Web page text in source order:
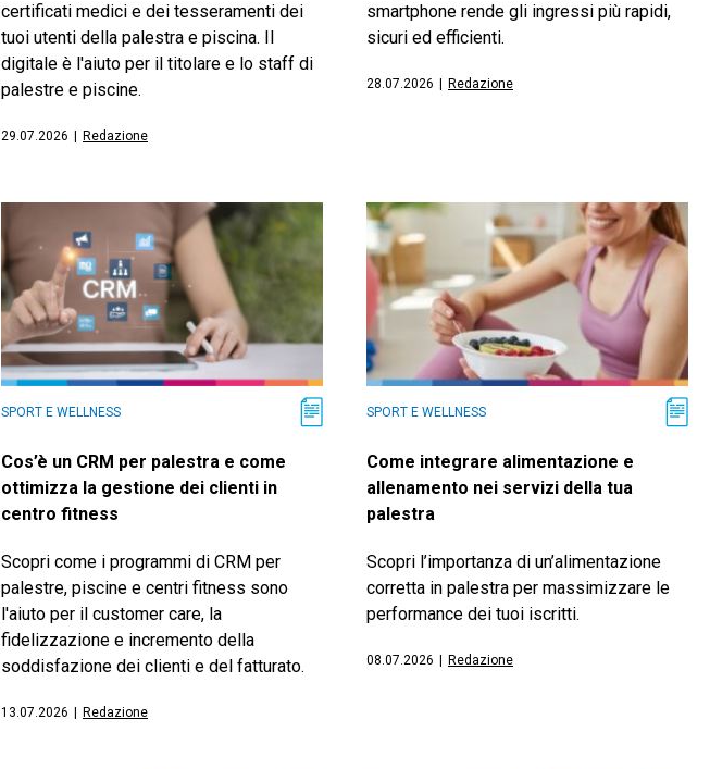
certificati medici e dei tesseramenti dei
tuoi utenti della palestra e piscina. Il
digitale è l'aiuto per il titolare e lo staff di
palestre e piscine.
29.07.2026 Redazione
smartphone rende gli ingressi più rapidi,
sicuri ed efficienti.
28.07.2026 Redazione
SPORT E WELLNESS
Cos’è un CRM per palestra e come
ottimizza la gestione dei clienti in
centro fitness
Scopri come i programmi di CRM per
palestre, piscine e centri fitness sono
l'aiuto per il customer care, la
fidelizzazione e incremento della
soddisfazione dei clienti e del fatturato.
13.07.2026 Redazione
SPORT E WELLNESS
Come integrare alimentazione e
allenamento nei servizi della tua
palestra
Scopri l’importanza di un’alimentazione
corretta in palestra per massimizzare le
performance dei tuoi iscritti.
08.07.2026 Redazione